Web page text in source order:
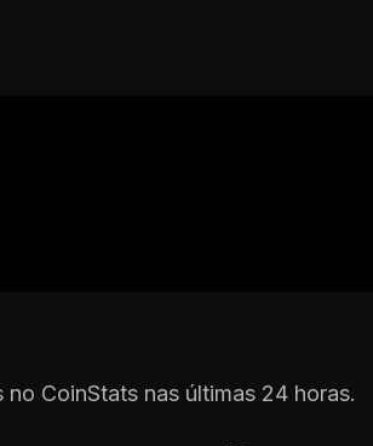
CoinStats nas últimas 24 horas.